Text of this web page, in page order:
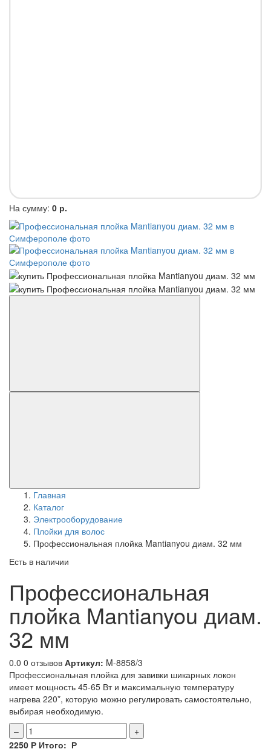
На сумму: 0 р.
Главная
Каталог
Электрооборудование
Плойки для волос
Профессиональная плойка Mantianyou диам. 32 мм
Есть в наличии
Профессиональная
плойка Mantianyou диам.
32 мм
0.0 0 отзывов Артикул: M-8858/3
Профессиональная плойка для завивки шикарных локон
имеет мощность 45-65 Вт и максимальную температуру
нагрева 220*, которую можно регулировать самостоятельно,
выбирая необходимую.
–
+
2250 Р Итого: Р